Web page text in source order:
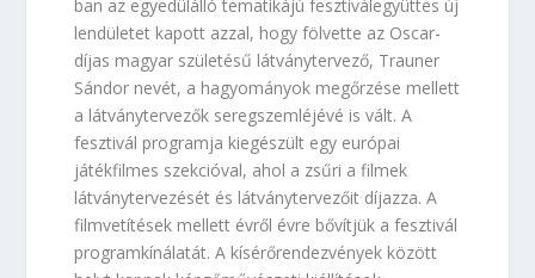
ban az egyedülálló tematikájú fesztiválegyüttes új
lendületet kapott azzal, hogy fölvette az Oscar-
díjas magyar születésű látványtervező, Trauner
Sándor nevét, a hagyományok megőrzése mellett
a látványtervezők seregszemléjévé is vált. A
fesztivál programja kiegészült egy európai
játékfilmes szekcióval, ahol a zsűri a filmek
látványtervezését és látványtervezőit díjazza. A
filmvetítések mellett évről évre bővítjük a fesztivál
programkínálatát. A kísérőrendezvények között